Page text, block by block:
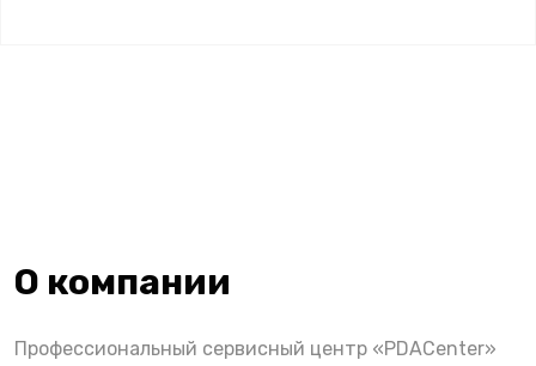
О компании
Профессиональный сервисный центр «PDACenter»